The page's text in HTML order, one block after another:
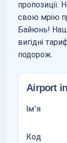
пропозиції.
свою мрію
Байюнь!
вигідні
подорож.
Airport
Ім'я
Код